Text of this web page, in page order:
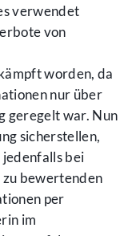
verwendet
von
worden, da
nur über
geregelt war. Nun
sicherstellen,
jedenfalls bei
zu bewertenden
per
im